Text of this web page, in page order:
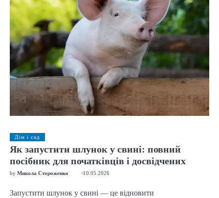
Дім і сад
Як запустити шлунок у свині: повний
посібник для початківців і досвідчених
by Микола Стороженко 10.05.2026
Запустити шлунок у свині — це відновити